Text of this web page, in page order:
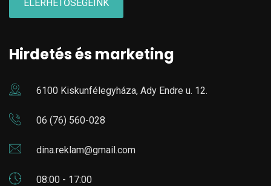
ELÉRHETŐSÉGEINK
Hirdetés és marketing
6100 Kiskunfélegyháza, Ady Endre u. 12.
06 (76) 560-028
dina.reklam@gmail.com
08:00 - 17:00